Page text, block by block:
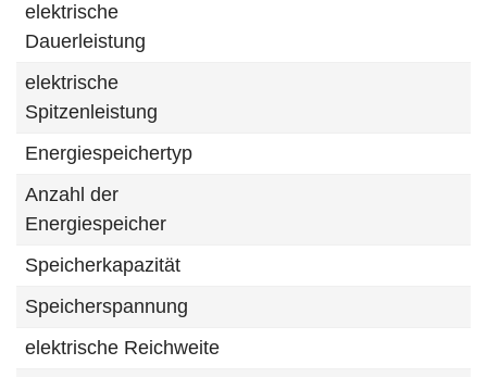
elektrische
Dauerleistung
elektrische
Spitzenleistung
Energiespeichertyp
Anzahl der
Energiespeicher
Speicherkapazität
Speicherspannung
elektrische Reichweite